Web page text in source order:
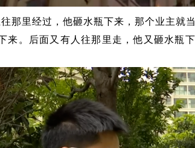
那里经过，他砸水瓶下来，那个业主就
来。后面又有人往那里走，他又砸水瓶